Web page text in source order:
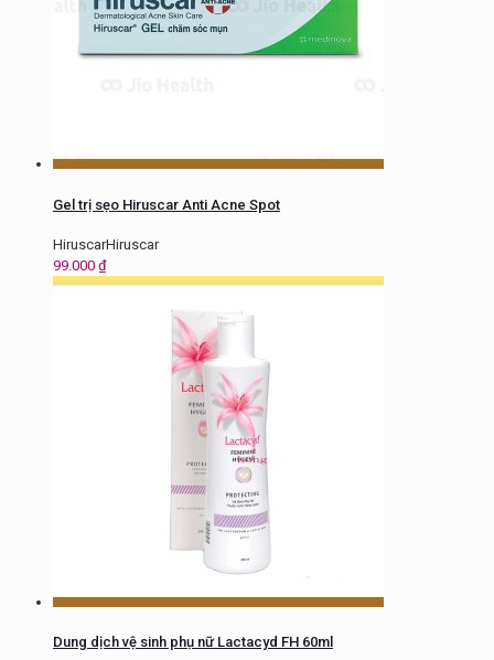
Gel trị sẹo Hiruscar Anti Acne Spot
HiruscarHiruscar
99.000 ₫
Dung dịch vệ sinh phụ nữ Lactacyd FH 60ml